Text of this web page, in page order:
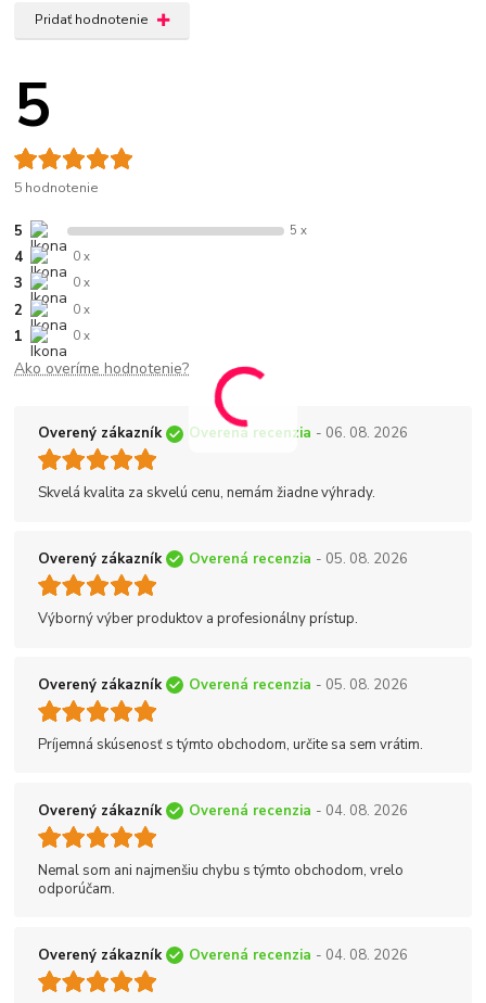
Pridať hodnotenie
5
5 hodnotenie
5 5 x
4 0 x
3 0 x
2 0 x
1 0 x
Ako overíme hodnotenie?
Overený zákazník Overená recenzia - 06. 08. 2026
Skvelá kvalita za skvelú cenu, nemám žiadne výhrady.
Overený zákazník Overená recenzia - 05. 08. 2026
Výborný výber produktov a profesionálny prístup.
Overený zákazník Overená recenzia - 05. 08. 2026
Príjemná skúsenosť s týmto obchodom, určite sa sem vrátim.
Overený zákazník Overená recenzia - 04. 08. 2026
Nemal som ani najmenšiu chybu s týmto obchodom, vrelo
odporúčam.
Overený zákazník Overená recenzia - 04. 08. 2026